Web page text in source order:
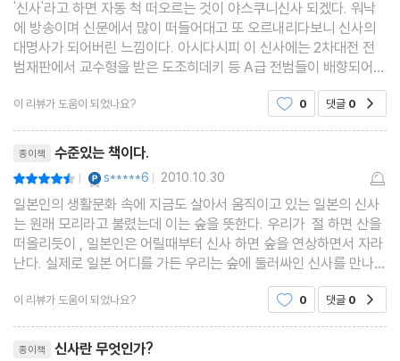
'신사'라고 하면 자동 척 떠오르는 것이 야스쿠니신사 되겠다. 워낙
에 방송이며 신문에서 많이 떠들어대고 또 오르내리다보니 신사의
대명사가 되어버린 느낌이다. 아시다시피 이 신사에는 2차대전 전
범재판에서 교수형을 받은 도조히데키 등 A급 전범들이 배향되어
있고, 일본국의 총리대신이 야스쿠니에 참배하는 것을 두고 중국, 한
국, 대만 등 2차대전 피해국들은 군국주의의 부활이
이 리뷰가 도움이 되었나요? 0 댓글 0
종이책 수준있는 책이다.
| s*****6 | 2010.10.30
일본인의 생활문화 속에 지금도 살아서 움직이고 있는 일본의 신사
는 원래 모리라고 불렸는데 이는 숲을 뜻한다. 우리가 절 하면 산을
떠올리듯이 , 일본인은 어릴때부터 신사 하면 숲을 연상하면서 자라
난다. 실제로 일본 어디를 가든 우리는 숲에 둘러싸인 신사를 만나게
된다. 우리는 신사 하면 으레 식민지시대에 강요받았던 신사 참배를
떠올리기 십상이다. 이는 역사의 교훈을 반
이 리뷰가 도움이 되었나요? 0 댓글 0
종이책 신사란 무엇인가?